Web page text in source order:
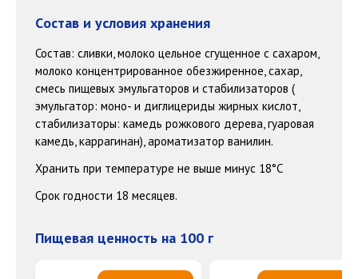
Cостав и условия хранения
Состав: сливки, молоко цельное сгущенное с сахаром,
молоко концентрированное обезжиренное, сахар,
смесь пищевых эмульгаторов и стабилизаторов (
эмульгатор: моно- и диглицериды жирных кислот,
стабилизаторы: камедь рожкового дерева, гуаровая
камедь, каррагинан), ароматизатор ванилин.
Хранить при температуре не выше минус 18°С
Срок годности 18 месяцев.
Пищевая ценность на 100 г